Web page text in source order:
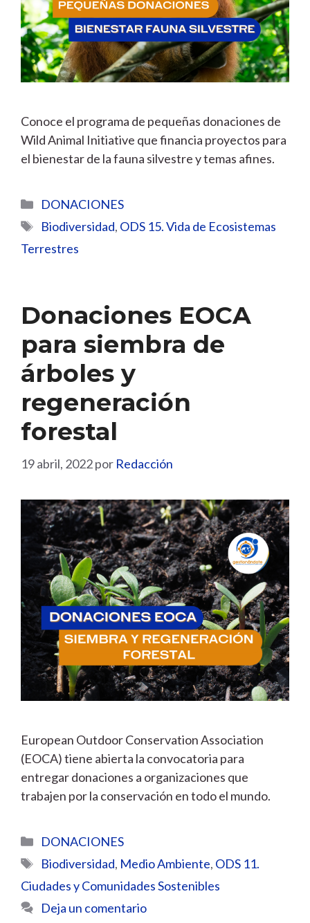
Conoce el programa de pequeñas donaciones de
Wild Animal Initiative que financia proyectos para
el bienestar de la fauna silvestre y temas afines.
Categorías
DONACIONES
Etiquetas
Biodiversidad, ODS 15. Vida de Ecosistemas
Terrestres
Donaciones EOCA
para siembra de
árboles y
regeneración
forestal
19 abril, 2022por Redacción
European Outdoor Conservation Association
(EOCA) tiene abierta la convocatoria para
entregar donaciones a organizaciones que
trabajen por la conservación en todo el mundo.
Categorías
DONACIONES
Etiquetas
Biodiversidad, Medio Ambiente, ODS 11.
Ciudades y Comunidades Sostenibles
Deja un comentario